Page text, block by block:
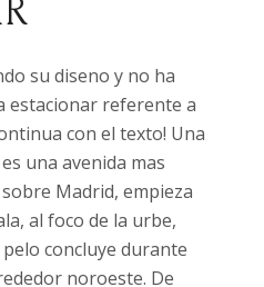
su diseno y no ha
referente a
con el texto! Una
una avenida mas
Madrid, empieza
al foco de la urbe,
concluye durante
noroeste. De